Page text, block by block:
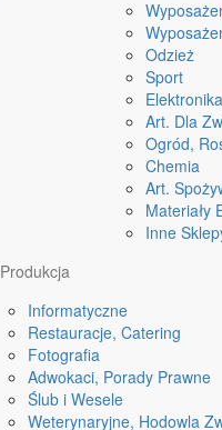
Odzież
Sport
Art. Dla
Ogród,
Chemia
Art.
Materiały
Inne
Produkcja
Informatyczne
Restauracje, Catering
Fotografia
Adwokaci, Porady Prawne
Ślub i Wesele
Weterynaryjne, Hodowla